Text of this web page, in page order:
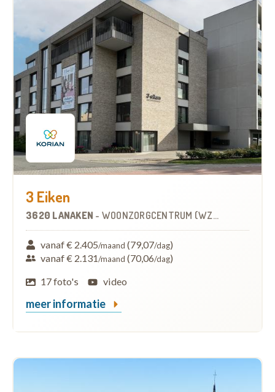
3 Eiken
3620 LANAKEN - WOONZORGCENTRUM (WZC)
vanaf € 2.405/maand (79,07/dag)
vanaf € 2.131/maand (70,06/dag)
17 foto's
video
meer informatie